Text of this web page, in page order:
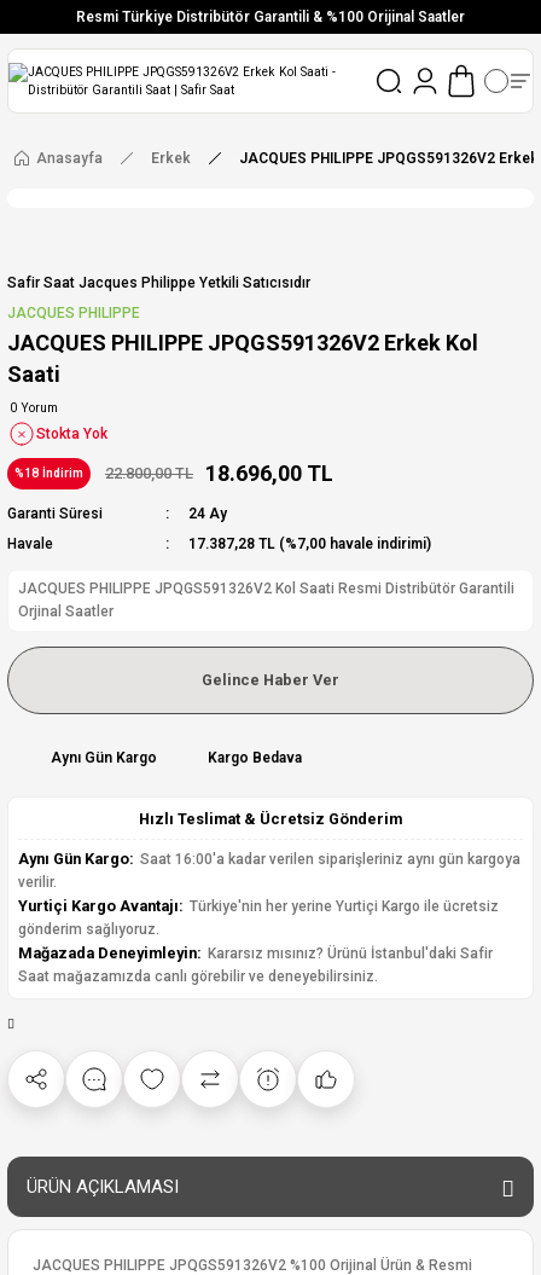
Resmi Türkiye Distribütör Garantili & %100 Orijinal Saatler
Vade Farksız 6 Taksit
Aynı Gün Stoktan Gönderim
Ücretsiz Kargo
Anasayfa Erkek JACQUES PHILIPPE JPQGS591326V2
Safir Saat Jacques Philippe Yetkili Satıcısıdır
JACQUES PHILIPPE
JACQUES PHILIPPE JPQGS591326V2 Erkek Kol
Saati
0 Yorum
Stokta Yok
%18 İndirim 22.800,00 TL 18.696,00 TL
Garanti Süresi
24 Ay
Havale
17.387,28 TL (%7,00 havale indirimi)
JACQUES PHILIPPE JPQGS591326V2 Kol Saati Resmi Distribütör Garantili
Orjinal Saatler
Gelince Haber Ver
Aynı Gün Kargo Kargo Bedava
Hızlı Teslimat & Ücretsiz Gönderim
Aynı Gün Kargo: Saat 16:00'a kadar verilen siparişleriniz aynı gün kargoya
verilir.
Yurtiçi Kargo Avantajı: Türkiye'nin her yerine Yurtiçi Kargo ile ücretsiz
gönderim sağlıyoruz.
Mağazada Deneyimleyin: Kararsız mısınız? Ürünü İstanbul'daki Safir
Saat mağazamızda canlı görebilir ve deneyebilirsiniz.
ÜRÜN AÇIKLAMASI
JACQUES PHILIPPE JPQGS591326V2 %100 Orijinal Ürün & Resmi